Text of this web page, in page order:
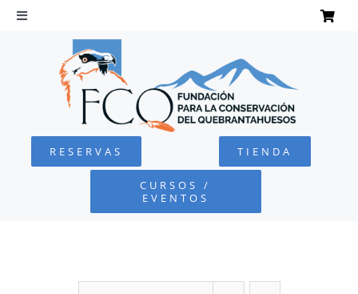
Saltar
Toggle
Navigation
QUEBRANTAHUESOS
FUNDACIÓN
RESERVAS TIENDA
CURSOS /
EVENTOS